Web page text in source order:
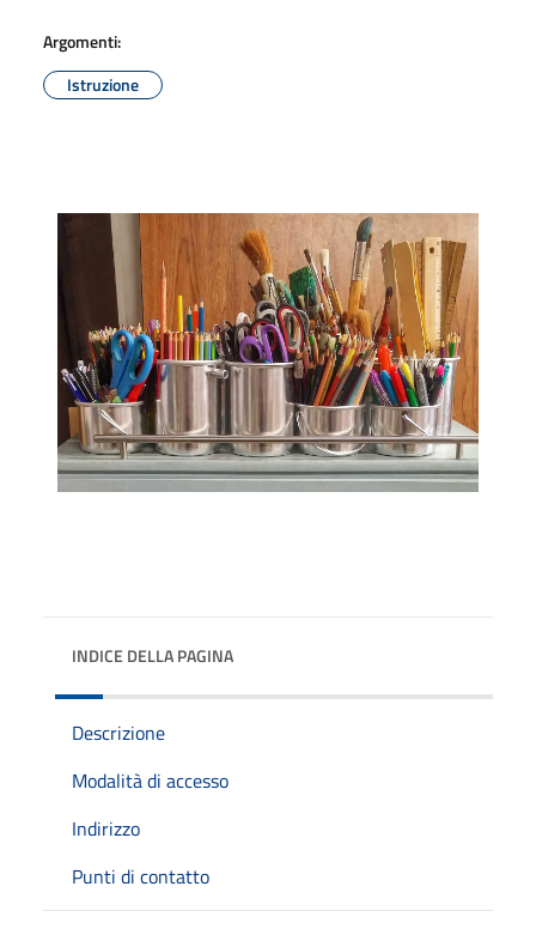
Argomenti:
Istruzione
INDICE DELLA PAGINA
Descrizione
Modalità di accesso
Indirizzo
Punti di contatto